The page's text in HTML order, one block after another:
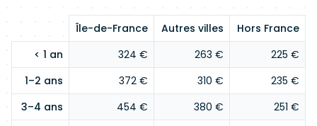
Île-de-France Autres villes
Hors France
< 1 an
324 € 263 €
225 €
1–2 ans
372 € 310 €
235 €
3–4 ans
454 € 380 €
251 €